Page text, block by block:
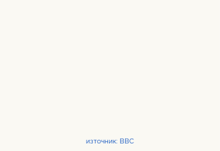
източник: ВВС